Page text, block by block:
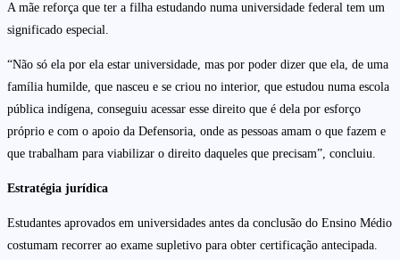
A mãe reforça que ter a filha estudando numa universidade federal tem um
significado especial.
“Não só ela por ela estar universidade, mas por poder dizer que ela, de uma
família humilde, que nasceu e se criou no interior, que estudou numa escola
pública indígena, conseguiu acessar esse direito que é dela por esforço
próprio e com o apoio da Defensoria, onde as pessoas amam o que fazem e
que trabalham para viabilizar o direito daqueles que precisam”, concluiu.
Estratégia jurídica
Estudantes aprovados em universidades antes da conclusão do Ensino Médio
costumam recorrer ao exame supletivo para obter certificação antecipada.